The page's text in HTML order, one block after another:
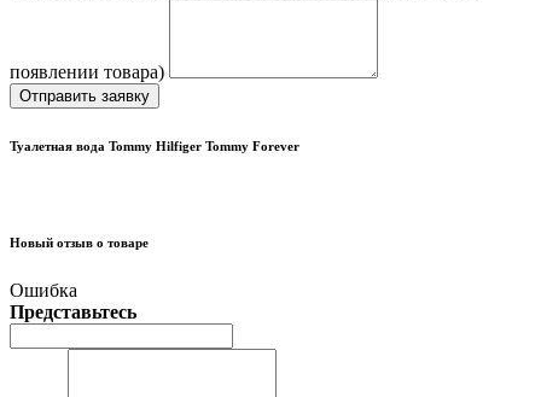
появлении товара)
Отправить заявку
Туалетная вода Tommy Hilfiger Tommy Forever
Новый отзыв о товаре
Ошибка
Представьтесь